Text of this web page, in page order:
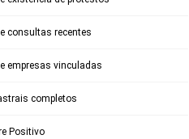
consultas recentes
empresas vinculadas
completos
Positivo